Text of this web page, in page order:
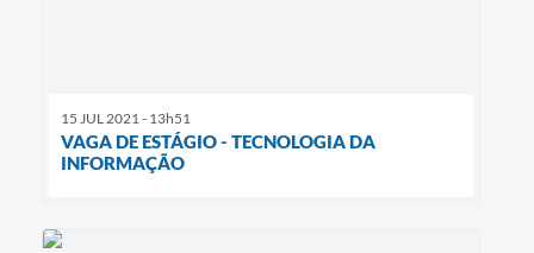
15 JUL 2021 - 13h51
VAGA DE ESTÁGIO - TECNOLOGIA DA
INFORMAÇÃO